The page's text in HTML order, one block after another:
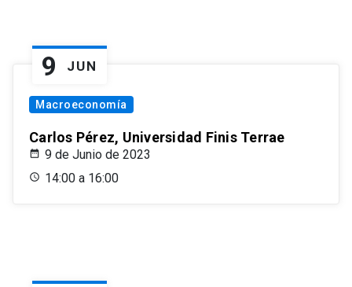
9 JUN
Macroeconomía
Carlos Pérez, Universidad Finis Terrae
9 de Junio de 2023
14:00 a 16:00